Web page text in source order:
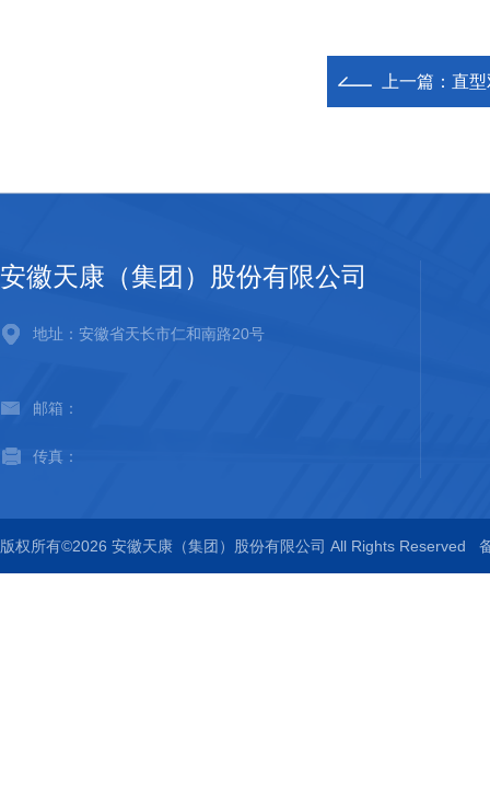
上一篇： 直
安徽天康（集团）股份有限公司
地址：安徽省天长市仁和南路20号
邮箱：
传真：
版权所有©2026 安徽天康（集团）股份有限公司 All Rights Reserved